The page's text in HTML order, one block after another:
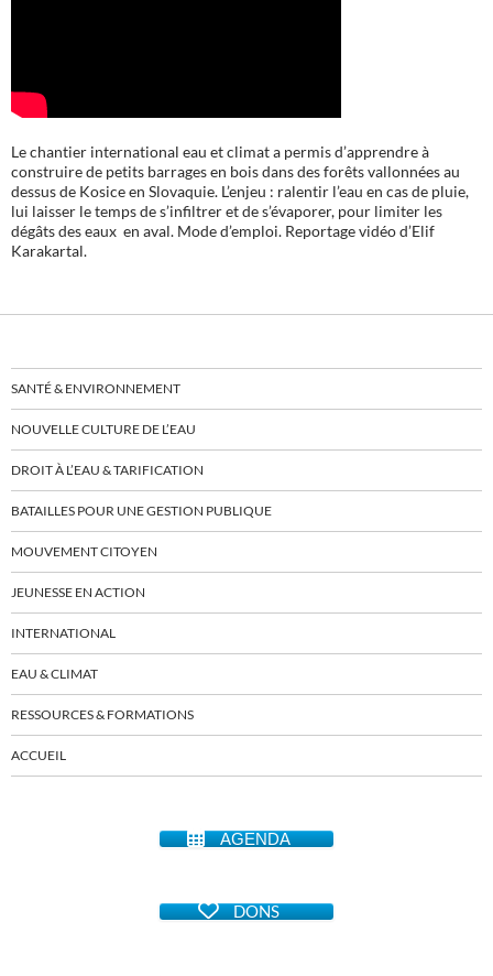
Le chantier international eau et climat a permis d’apprendre à
construire de petits barrages en bois dans des forêts vallonnées au
dessus de Kosice en Slovaquie. L’enjeu : ralentir l’eau en cas de pluie,
lui laisser le temps de s’infiltrer et de s’évaporer, pour limiter les
dégâts des eaux en aval. Mode d’emploi. Reportage vidéo d’Elif
Karakartal.
SANTÉ & ENVIRONNEMENT
NOUVELLE CULTURE DE L’EAU
DROIT À L’EAU & TARIFICATION
BATAILLES POUR UNE GESTION PUBLIQUE
MOUVEMENT CITOYEN
JEUNESSE EN ACTION
INTERNATIONAL
EAU & CLIMAT
RESSOURCES & FORMATIONS
ACCUEIL
AGENDA
DONS